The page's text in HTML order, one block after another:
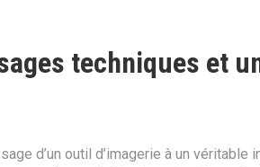
techniques et
d’un outil d’imagerie à un